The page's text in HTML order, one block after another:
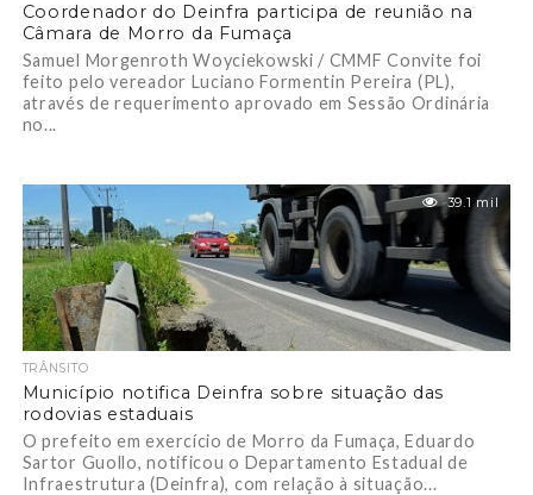
Coordenador do Deinfra participa de reunião na
Câmara de Morro da Fumaça
Samuel Morgenroth Woyciekowski / CMMF Convite foi
feito pelo vereador Luciano Formentin Pereira (PL),
através de requerimento aprovado em Sessão Ordinária
no...
39.1 mil
TRÂNSITO
Município notifica Deinfra sobre situação das
rodovias estaduais
O prefeito em exercício de Morro da Fumaça, Eduardo
Sartor Guollo, notificou o Departamento Estadual de
Infraestrutura (Deinfra), com relação à situação...